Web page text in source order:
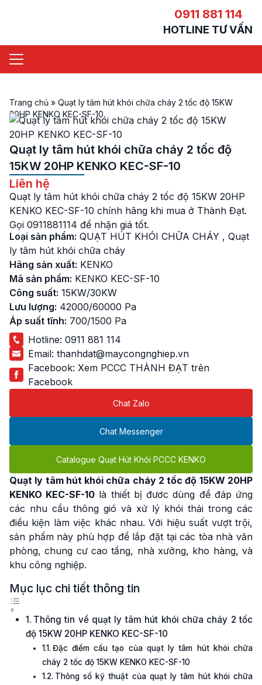
0911 881 114
HOTLINE TƯ VẤN
Trang chủ » Quạt ly tâm hút khói chữa cháy 2 tốc độ 15KW
20HP KENKO KEC-SF-10
Quạt ly tâm hút khói chữa cháy 2 tốc độ
15KW 20HP KENKO KEC-SF-10
Liên hệ
Quạt ly tâm hút khói chữa cháy 2 tốc độ 15KW 20HP
KENKO KEC-SF-10 chính hãng khi mua ở Thành Đạt.
Gọi 0911881114 để nhận giá tốt.
Loại sản phẩm: QUẠT HÚT KHÓI CHỮA CHÁY , Quạt
ly tâm hút khói chữa cháy
Hãng sản xuất: KENKO
Mã sản phẩm: KENKO KEC-SF-10
Công suất: 15KW/30KW
Lưu lượng: 42000/60000 Pa
Áp suất tĩnh: 700/1500 Pa
Hotline: 0911 881 114
Email: thanhdat@maycongnghiep.vn
Facebook: Xem PCCC THÀNH ĐẠT trên
Facebook
Chat Zalo
Chat Messenger
Catalogue Quạt Hút Khói PCCC KENKO
Quạt ly tâm hút khói chữa cháy 2 tốc độ 15KW 20HP
KENKO KEC-SF-10 là thiết bị đươc dùng để đáp ứng
các nhu cầu thông gió và xử lý khói thải trong các
điều kiện làm việc khác nhau. Với hiệu suất vượt trội,
sản phẩm này phù hợp để lắp đặt tại các tòa nhà văn
phòng, chung cư cao tầng, nhà xưởng, kho hàng, và
khu công nghiệp.
Mục lục chi tiết thông tin
Thông tin về quạt ly tâm hút khói chữa cháy 2 tốc
độ 15KW 20HP KENKO KEC-SF-10
Đặc điểm cấu tạo của quạt ly tâm hút khói chữa
cháy 2 tốc độ 15KW KENKO KEC-SF-10
Thông số kỹ thuật của quạt ly tâm hút khói chữa